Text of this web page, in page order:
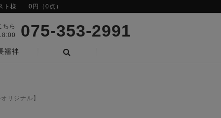
ト様 0円（0点）
ちら
075-353-2991
襦袢
リジナル】